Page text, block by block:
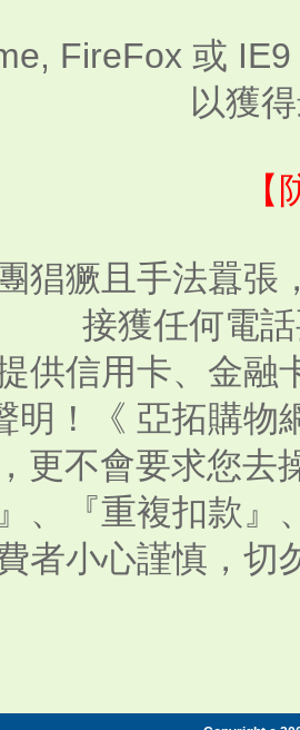
FireFox 或
以獲
猖獗且手法囂張
接獲任何電
供信用卡、金融
明！《 亞拓購物
更不會要求您去
、『重複扣款
者小心謹慎，切